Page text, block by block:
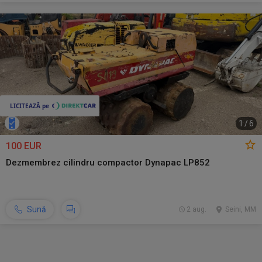
1 /6
100 EUR
Dezmembrez cilindru compactor Dynapac LP852
Sună Seini, MM
2 aug.